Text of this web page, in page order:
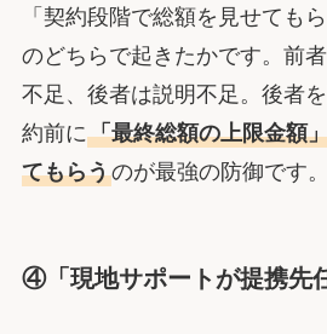
「契約段階で総額を見せても
のどちらで起きたかです。前
不足、後者は説明不足。後者
約前に「最終総額の上限金額
てもらうのが最強の防御です。
④「現地サポートが提携先